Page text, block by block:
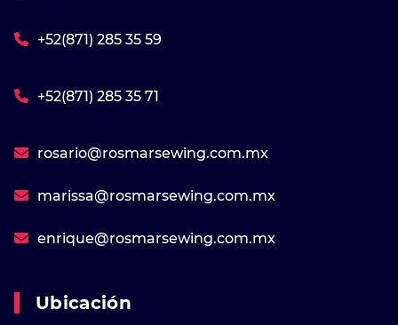
+52(871) 285 35 59
+52(871) 285 35 71
rosario@rosmarsewing.com.mx
marissa@rosmarsewing.com.mx
enrique@rosmarsewing.com.mx
Ubicación